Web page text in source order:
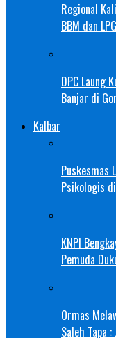
Regional
BBM dan LPG
DPC Laung
Banjar di
Kalbar
Puskesmas
Psikologis
KNPI
Pemuda
Ormas
Saleh Tapa